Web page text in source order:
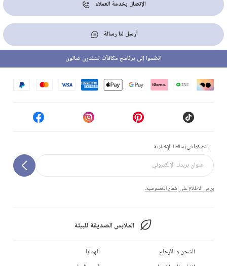
الإتصال بخدمة العملاء
أرسل لنا رسالة
إشتركوا في رسالتنا الإخبارية
يرجى الاطلاع على إشعار الخصوصية.
الملابس الصديقة للبيئة
انضموا إلى برنامج مكافآت تشلدرن صالون
الشحن و الأرجاع
الهدايا